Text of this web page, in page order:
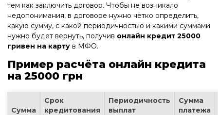
тем как заключить договор. Чтобы не возникало
недопонимания, в договоре нужно чётко определить,
какую сумму, с какой периодичностью и какими суммами
нужно будет вернуть, получив онлайн кредит 25000
гривен на карту в МФО.
Пример расчёта онлайн кредита
на 25000 грн
Сумма
Срок
кредитования
Периодичность
выплат
Сумма
платежа